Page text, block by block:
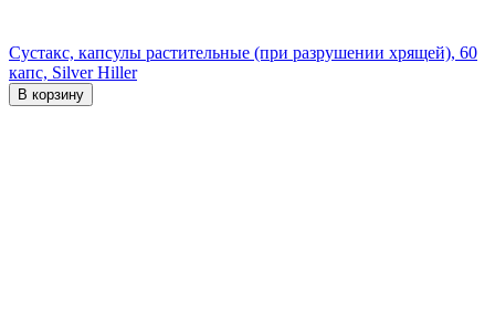
Сустакс, капсулы растительные (при разрушении хрящей), 60
капс, Silver Hiller
В корзину